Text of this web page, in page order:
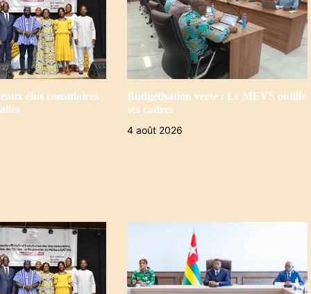
élus consulaires
Budgétisation verte : Le MEVS outille
ses cadres
4 août 2026